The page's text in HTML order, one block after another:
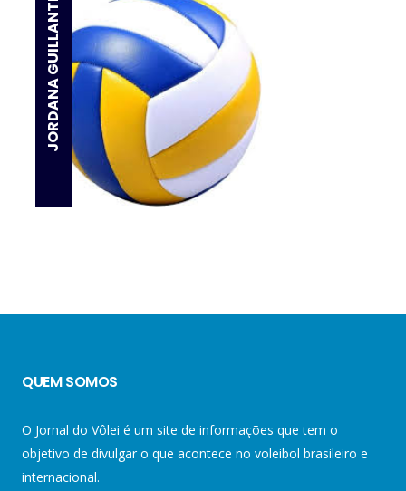
JORDANA GUILLANTE
QUEM SOMOS
O Jornal do Vôlei é um site de informações que tem o
objetivo de divulgar o que acontece no voleibol brasileiro e
internacional.